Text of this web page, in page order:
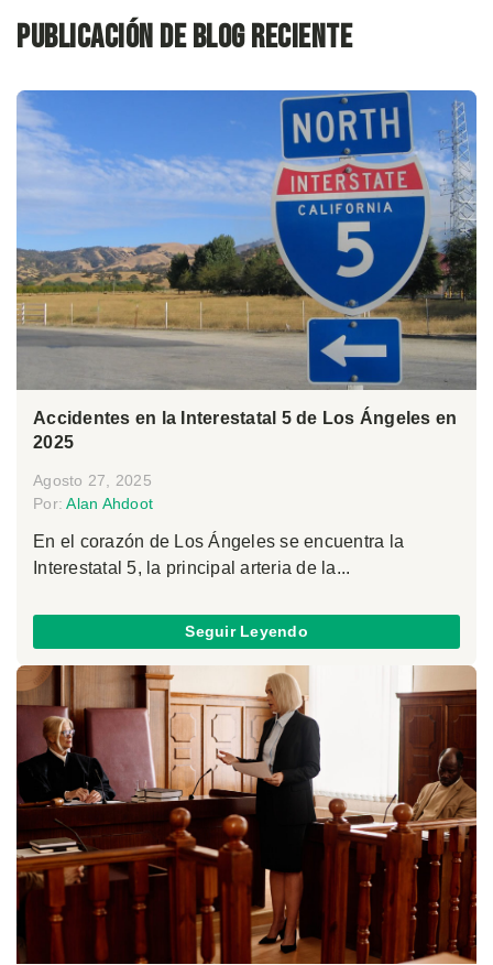
Publicación de blog reciente
Accidentes en la Interestatal 5 de Los Ángeles en
2025
Agosto 27, 2025
Por:Alan Ahdoot
En el corazón de Los Ángeles se encuentra la
Interestatal 5, la principal arteria de la...
Seguir Leyendo